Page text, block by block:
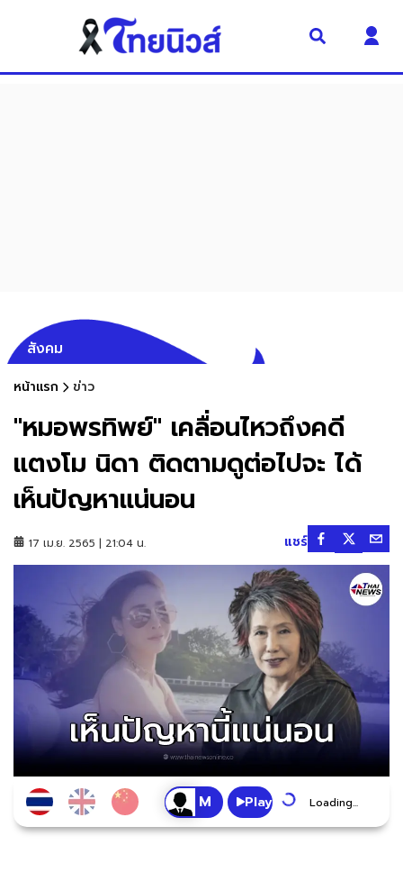
สังคม
หน้าแรก ข่าว
"หมอพรทิพย์" เคลื่อนไหวถึงคดี
แตงโม นิดา ติดตามดูต่อไปจะ ได้
เห็นปัญหาแน่นอน
17 เม.ย. 2565 | 21:04 น. แชร์
Play Loading...